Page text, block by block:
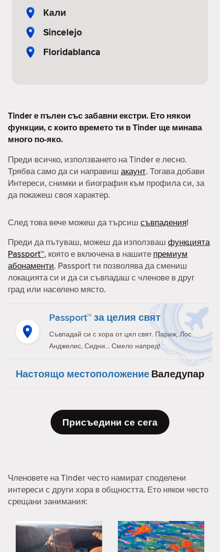
Кали
Sincelejo
Floridablanca
Tinder е пълен със забавни екстри. Ето някои
функции, с които времето ти в Tinder ще минава
много по-яко.
Преди всичко, използването на Tinder е лесно.
Трябва само да си направиш акаунт. Тогава добави
Интереси, снимки и биография към профила си, за
да покажеш своя характер.
След това вече можеш да търсиш съвпадения!
Преди да пътуваш, можеш да използваш функцията
Passport™, която е включена в нашите премиум
абонаменти. Passport ти позволява да смениш
локацията си и да си съвпадаш с членове в друг
град или населено място.
Passport™ за целия свят
Съвпадай си с хора от цял свят. Париж, Лос
Анджелис, Сидни... Смело напред!
Настоящо местоположениеВаледупар
Присъедини се сега
Членовете на Tinder често намират споделени
интереси с други хора в общността. Ето някои често
срещани занимания: